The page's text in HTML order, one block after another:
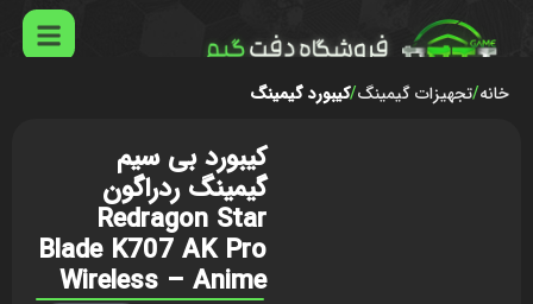
خانه تجهیزات گیمینگ کیبورد گیمینگ
کیبورد بی سیم
گیمینگ ردراگون
Redragon Star
Blade K707 AK Pro
Wireless – Anime